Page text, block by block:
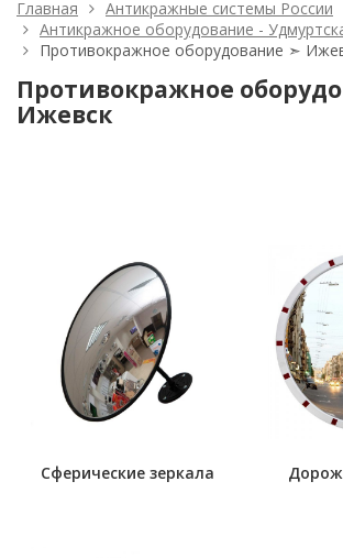
Главная
Антикражные системы России
Антикражное оборудование -
Противокражное оборудование ➣
Противокражное
Ижевск
Сферические зеркала